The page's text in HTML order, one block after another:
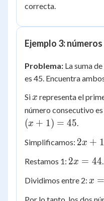
correcta.
Ejemplo 3:
Problema: La suma
es 45. Encuentra
Si x
x representa el
número consecutivo es
(x + 1) = 45.
Simplificamos: 2x
1
=
2x + 1
Restamos 1: 2x
44
2x = 44.
Dividimos entre 2: x
x =